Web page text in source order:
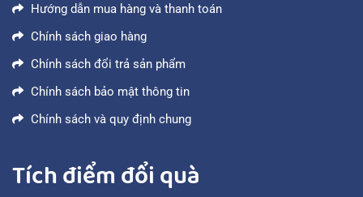
Hướng dẫn mua hàng và thanh toán
Chính sách giao hàng
Chính sách đổi trả sản phẩm
Chính sách bảo mật thông tin
Chính sách và quy định chung
Tích điểm đổi quà